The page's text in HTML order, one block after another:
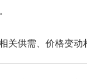
关供需、价格变动